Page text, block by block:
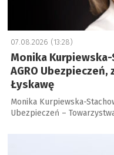
07.08.2026 (13:28)
Monika
AGRO
Łyskawę
Monika Kurpiewska-
Ubezpieczeń –